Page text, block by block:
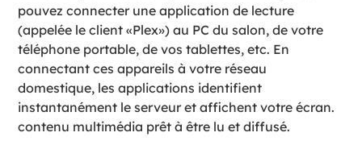
pouvez connecter une application de lecture
(appelée le client «Plex») au PC du salon, de votre
téléphone portable, de vos tablettes, etc. En
connectant ces appareils à votre réseau
domestique, les applications identifient
instantanément le serveur et affichent votre écran.
contenu multimédia prêt à être lu et diffusé.